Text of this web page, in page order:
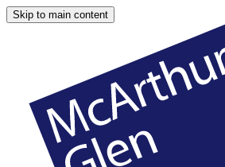
Skip to main content